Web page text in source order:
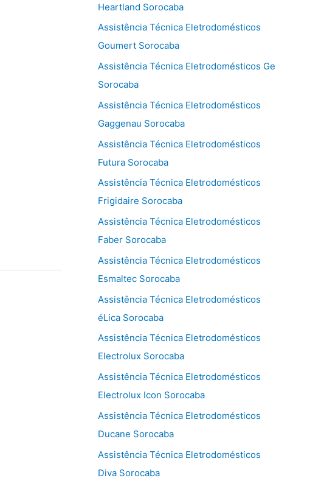
Heartland Sorocaba
Assistência Técnica Eletrodomésticos
Goumert Sorocaba
Assistência Técnica Eletrodomésticos Ge
Sorocaba
Assistência Técnica Eletrodomésticos
Gaggenau Sorocaba
Assistência Técnica Eletrodomésticos
Futura Sorocaba
Assistência Técnica Eletrodomésticos
Frigidaire Sorocaba
Assistência Técnica Eletrodomésticos
Faber Sorocaba
Assistência Técnica Eletrodomésticos
Esmaltec Sorocaba
Assistência Técnica Eletrodomésticos
éLica Sorocaba
Assistência Técnica Eletrodomésticos
Electrolux Sorocaba
Assistência Técnica Eletrodomésticos
Electrolux Icon Sorocaba
Assistência Técnica Eletrodomésticos
Ducane Sorocaba
Assistência Técnica Eletrodomésticos
Diva Sorocaba